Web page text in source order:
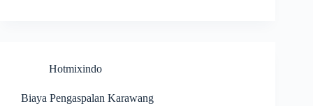
Hotmixindo
Biaya Pengaspalan Karawang